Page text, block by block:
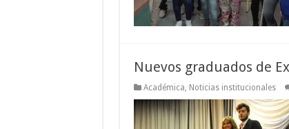
Nuevos graduados de
Académica Noticias institucionales